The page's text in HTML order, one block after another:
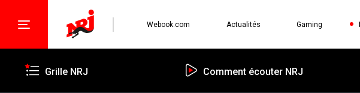
Webook.com Actualités Gaming
Grille NRJ Comment écouter NRJ